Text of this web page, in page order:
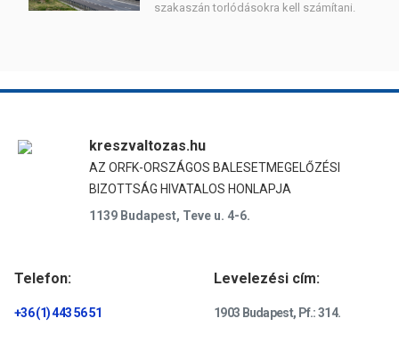
szakaszán torlódásokra kell számítani.
kreszvaltozas.hu
AZ ORFK-ORSZÁGOS BALESETMEGELŐZÉSI
BIZOTTSÁG HIVATALOS HONLAPJA
1139 Budapest, Teve u. 4-6.
Telefon:
+36 (1) 443 56 51
Levelezési cím:
1903 Budapest, Pf.: 314.